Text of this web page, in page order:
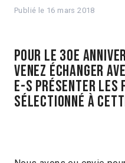
Publié le 16 mars 2018
Pour le 30e
venez échanger
e-s présenter les
sélectionné à